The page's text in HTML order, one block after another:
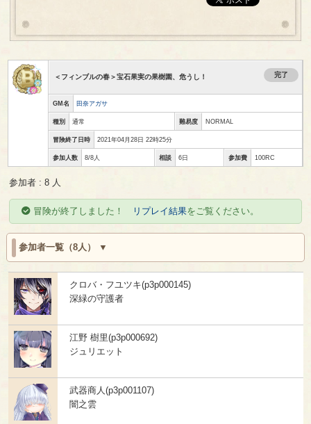
＜フィンブルの春＞宝石果実の果樹園、危うし！ 完了
GM名 田奈アガサ
種別 通常 難易度 NORMAL
冒険終了日時 2021年04月28日 22時25分
参加人数 8/8人 相談 6日 参加費 100RC
参加者 : 8 人
冒険が終了しました！ リプレイ結果をご覧ください。
参加者一覧（8人）
クロバ・フユツキ(p3p000145)
深緑の守護者
江野 樹里(p3p000692)
ジュリエット
武器商人(p3p001107)
闇之雲